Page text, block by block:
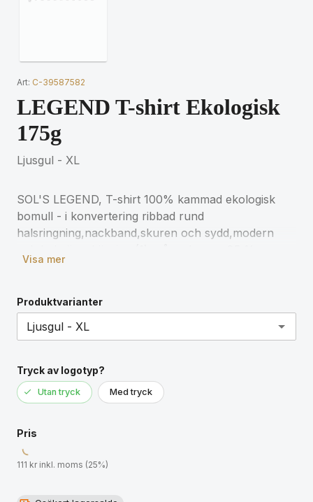
Art: C-39587582
LEGEND T-shirt Ekologisk
175g
Ljusgul - XL
SOL'S LEGEND, T-shirt 100% kammad ekologisk
bomull - i konvertering ribbad rund
halsringning,nackband,skuren och sydd,modern
ekologisk bomull / 15 % viskos. För matchande
produktdokumentationen.
Visa mer
Produktvarianter
Tryck av logotyp?
Utan tryck Med tryck
Pris
111 kr inkl. moms (25%)